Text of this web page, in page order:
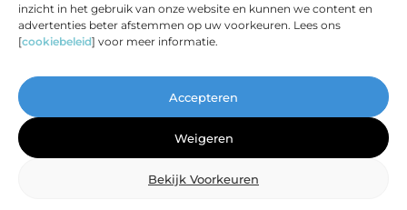
inzicht in het gebruik van onze website en kunnen we content en
advertenties beter afstemmen op uw voorkeuren. Lees ons
[cookiebeleid] voor meer informatie.
Accepteren
Weigeren
Bekijk Voorkeuren
De ultieme bestemming voor Real Madrid